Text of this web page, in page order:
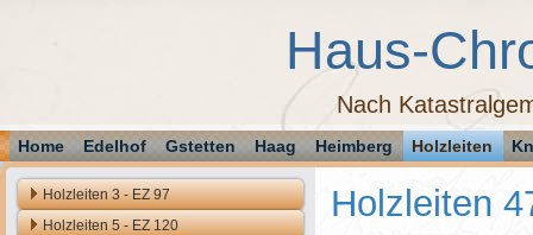
Haus-
Nach
Home Edelhof Gstetten Haag Heimberg Holzleiten
Holzleiten 3 - EZ 97
Holzleiten 5 - EZ 120
Holzleiten